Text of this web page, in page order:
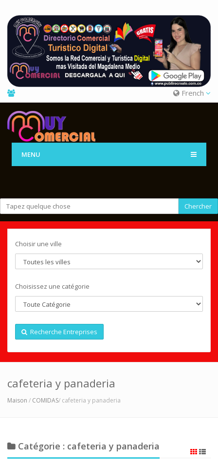
French
MENU
Chercher
Choisir une ville
Choisissez une catégorie
Recherche Entreprises
cafeteria y panaderia
Maison / COMIDAS/ cafeteria y panaderia
Catégorie : cafeteria y panaderia